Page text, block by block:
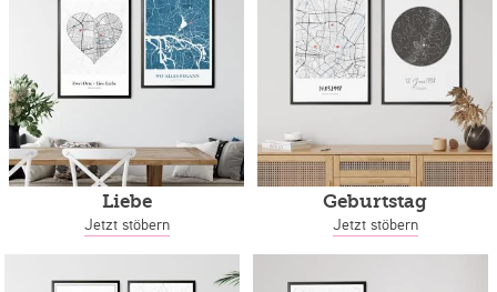
Liebe
Jetzt stöbern
Geburtstag
Jetzt stöbern